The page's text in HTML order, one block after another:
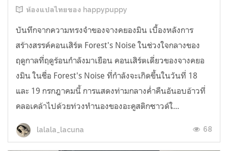
ห้องแปลไทยของ happypuppy
บันทึกจากความทรงจำของจางคยองมิน เบื้องหลังการ
สร้างสรรค์คอนเสิร์ต Forest's Noise ในช่วงใจกลางของ
ฤดูกาลที่ฤดูร้อนกำลังมาเยือน คอนเสิร์ตเดี่ยวของจางคยอ
งมิน ในชื่อ Forest's Noise ที่กำลังจะเกิดขึ้นในวันที่ 18
และ 19 กรกฎาคมนี้ การแสดงท่ามกลางค่ำคืนอันอบอ้าวที่
คลอเคล้าไปด้วยท่วงทำนองของอะคูสติกซาวด์ใ...
lalala_lacuna 68